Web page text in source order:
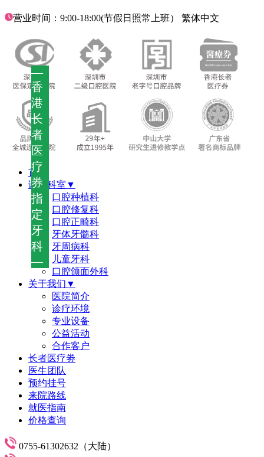
—
香
港
长
者
医
疗
券
指
定
牙
科
—
营业时间：9:00-18:00(节假日照常上班） 繁体中文
首页
诊疗科室▼
口腔种植科
口腔修复科
口腔正畸科
牙体牙髓科
牙周病科
儿童牙科
口腔颌面外科
关于我们▼
医院简介
诊疗环境
专业设备
公益活动
合作客户
长者医疗劵
医生团队
预约挂号
来院路线
就医指南
价格查询
0755-61302632（大陆）